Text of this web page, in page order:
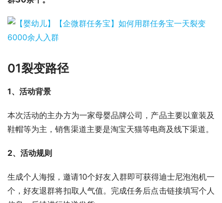
01裂变路径
1、活动背景
本次活动的主办方为一家母婴品牌公司，产品主要以童装及
鞋帽等为主，销售渠道主要是淘宝天猫等电商及线下渠道。
2、活动规则
生成个人海报，邀请10个好友入群即可获得迪士尼泡泡机一
个，好友退群将扣取人气值。完成任务后点击链接填写个人